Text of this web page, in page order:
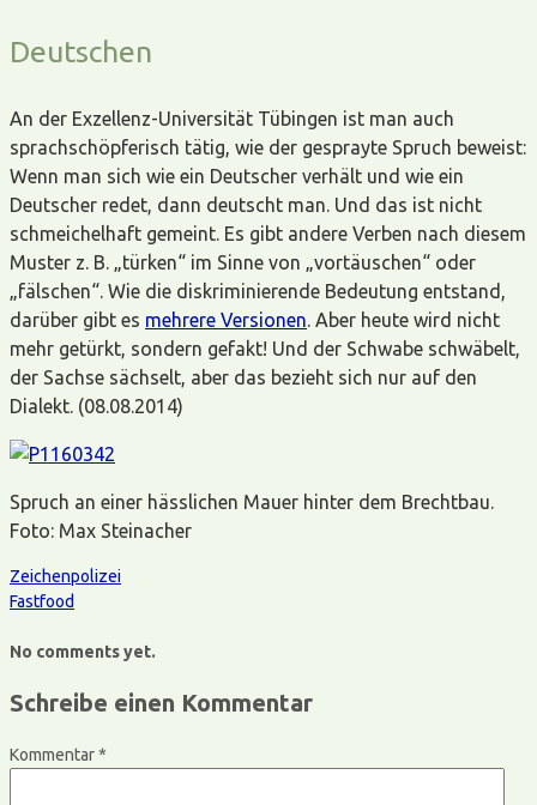
Deutschen
An der Exzellenz-Universität Tübingen ist man auch
sprachschöpferisch tätig, wie der gesprayte Spruch beweist:
Wenn man sich wie ein Deutscher verhält und wie ein
Deutscher redet, dann deutscht man. Und das ist nicht
schmeichelhaft gemeint. Es gibt andere Verben nach diesem
Muster z. B. „türken“ im Sinne von „vortäuschen“ oder
„fälschen“. Wie die diskriminierende Bedeutung entstand,
darüber gibt es mehrere Versionen . Aber heute wird nicht
mehr getürkt, sondern gefakt! Und der Schwabe schwäbelt,
der Sachse sächselt, aber das bezieht sich nur auf den
Dialekt. (08.08.2014)
Spruch an einer hässlichen Mauer hinter dem Brechtbau.
Foto: Max Steinacher
Zeichenpolizei
Fastfood
No comments yet.
Schreibe einen Kommentar
Kommentar*